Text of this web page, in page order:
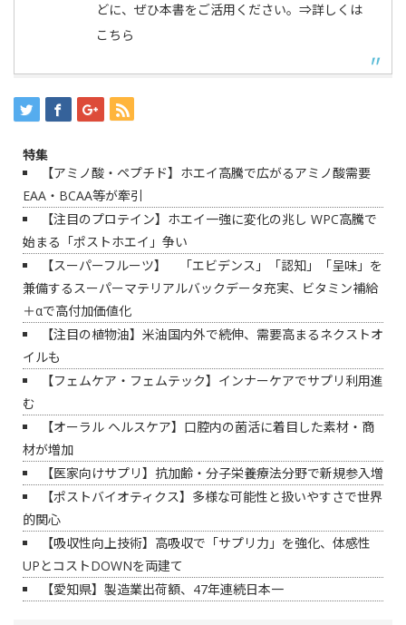
どに、ぜひ本書をご活用ください。⇒詳しくは
こちら
特集
【アミノ酸・ペプチド】ホエイ高騰で広がるアミノ酸需要
EAA・BCAA等が牽引
【注目のプロテイン】ホエイ一強に変化の兆し WPC高騰で
始まる「ポストホエイ」争い
【スーパーフルーツ】 「エビデンス」「認知」「呈味」を
兼備するスーパーマテリアルバックデータ充実、ビタミン補給
＋αで高付加価値化
【注目の植物油】米油国内外で続伸、需要高まるネクストオ
イルも
【フェムケア・フェムテック】インナーケアでサプリ利用進
む
【オーラル ヘルスケア】口腔内の菌活に着目した素材・商
材が増加
【医家向けサプリ】抗加齢・分子栄養療法分野で新規参入増
【ポストバイオティクス】多様な可能性と扱いやすさで世界
的関心
【吸収性向上技術】高吸収で「サプリ力」を強化、体感性
UPとコストDOWNを両建て
【愛知県】製造業出荷額、47年連続日本一